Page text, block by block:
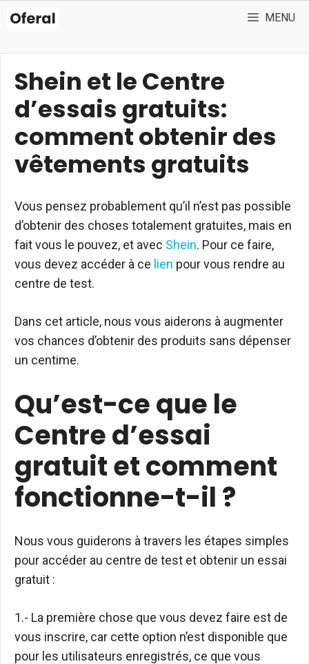
MENU
Shein et le Centre
d’essais gratuits:
comment obtenir des
vêtements gratuits
Vous pensez probablement qu’il n’est pas possible
d’obtenir des choses totalement gratuites, mais en
fait vous le pouvez, et avec Shein. Pour ce faire,
vous devez accéder à ce lien pour vous rendre au
centre de test.
Dans cet article, nous vous aiderons à augmenter
vos chances d’obtenir des produits sans dépenser
un centime.
Qu’est-ce que le
Centre d’essai
gratuit et comment
fonctionne-t-il ?
Nous vous guiderons à travers les étapes simples
pour accéder au centre de test et obtenir un essai
gratuit :
1.- La première chose que vous devez faire est de
vous inscrire, car cette option n’est disponible que
pour les utilisateurs enregistrés, ce que vous